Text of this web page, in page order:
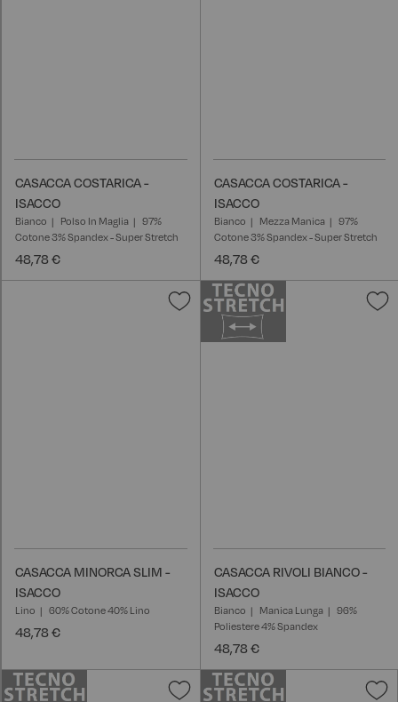
CASACCA COSTARICA -
ISACCO
Bianco Polso In Maglia
97%
Cotone 3% Spandex - Super Stretch
48,78 €
CASACCA COSTARICA -
ISACCO
Bianco Mezza Manica
97%
Cotone 3% Spandex - Super Stretch
48,78 €
Aggiungi
CASACCA MINORCA SLIM -
ISACCO
Lino 60% Cotone 40% Lino
48,78 €
CASACCA RIVOLI BIANCO -
ISACCO
Bianco Manica Lunga
96%
Poliestere 4% Spandex
48,78 €
Aggiungi